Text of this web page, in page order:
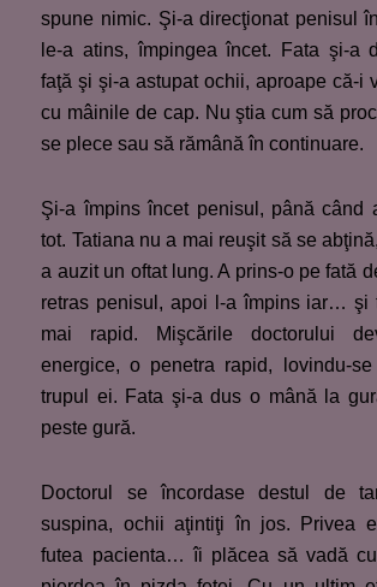
spune nimic. Şi-a direcţionat penisul
le-a atins, împingea încet. Fata şi-a
faţă şi şi-a astupat ochii, aproape că-i
cu mâinile de cap. Nu ştia cum să
se plece sau să rămână în continuare.
Şi-a împins încet penisul, până când
tot. Tatiana nu a mai reuşit să se
a auzit un oftat lung. A prins-o pe fată
retras penisul, apoi l-a împins iar…
mai rapid. Mişcările doctorului
energice, o penetra rapid, lovindu-
trupul ei. Fata şi-a dus o mână la
peste gură.
Doctorul se încordase destul de
suspina, ochii aţintiţi în jos. Privea
futea pacienta… îi plăcea să vadă